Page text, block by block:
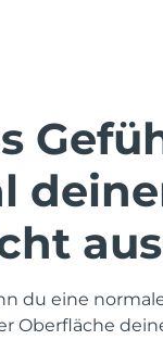
du eine
Oberfläche